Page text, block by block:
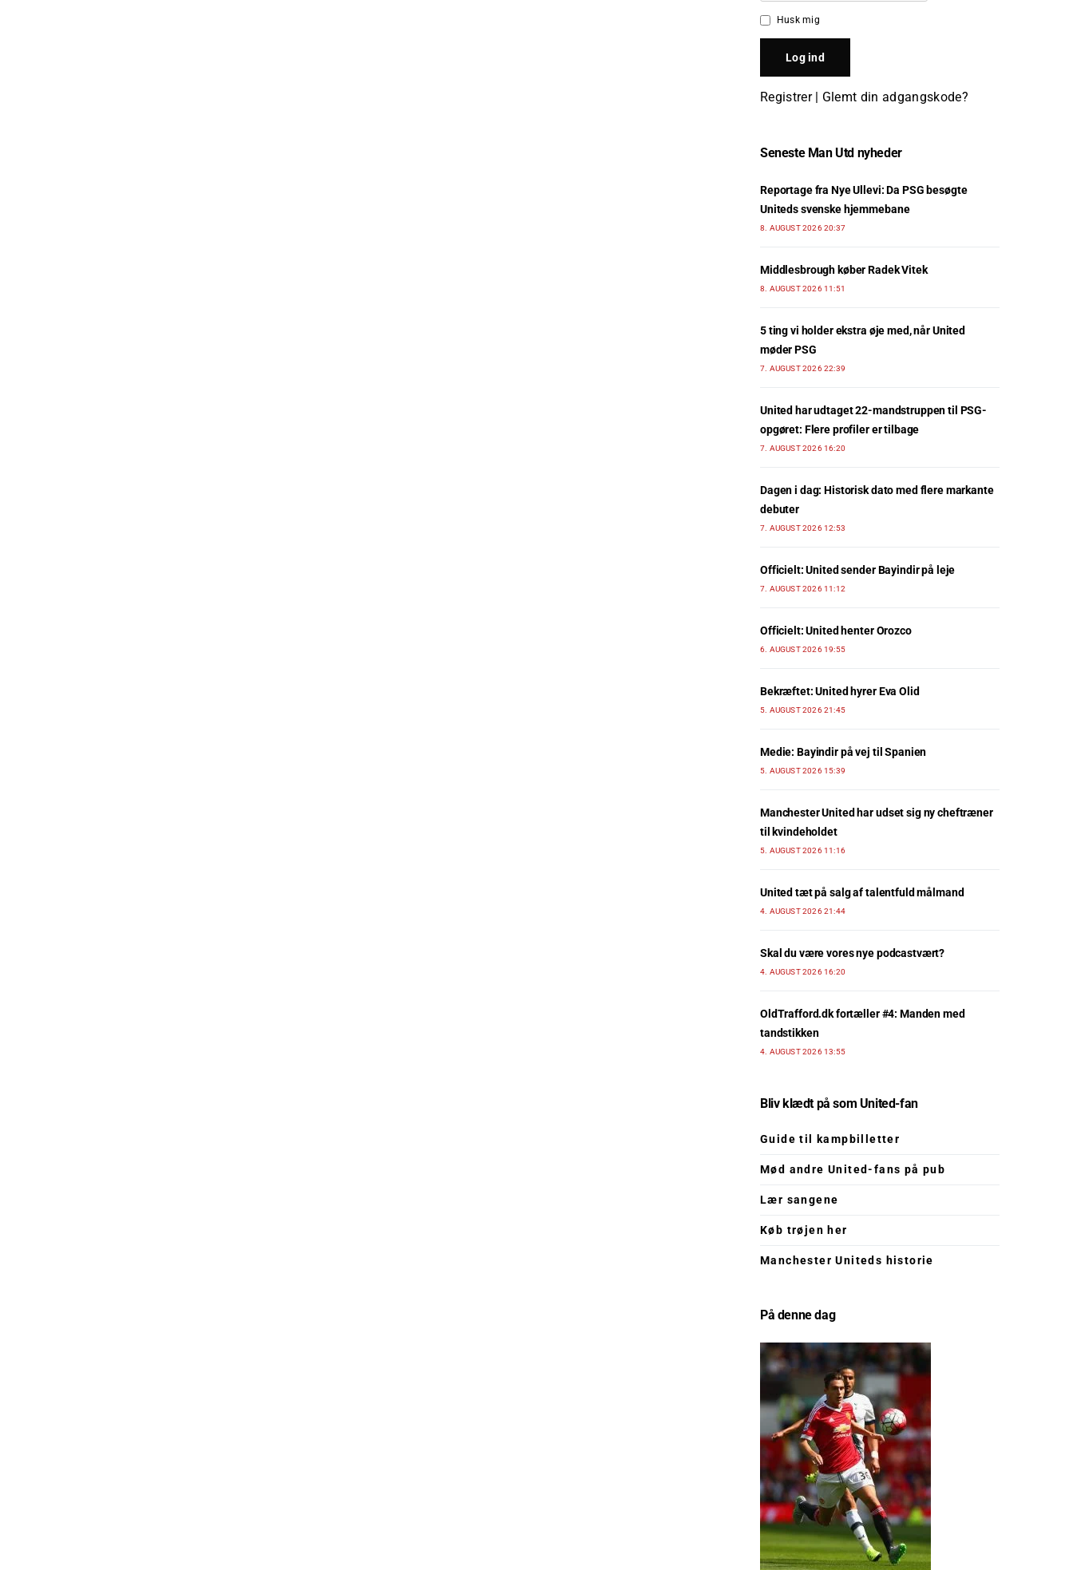
Husk mig
Registrer| Glemt din adgangskode?
Seneste Man Utd nyheder
Reportage fra Nye Ullevi: Da PSG besøgte
Uniteds svenske hjemmebane
8. AUGUST 2026 20:37
Middlesbrough køber Radek Vitek
8. AUGUST 2026 11:51
5 ting vi holder ekstra øje med, når United
møder PSG
7. AUGUST 2026 22:39
United har udtaget 22-mandstruppen til PSG-
opgøret: Flere profiler er tilbage
7. AUGUST 2026 16:20
Dagen i dag: Historisk dato med flere markante
debuter
7. AUGUST 2026 12:53
Officielt: United sender Bayindir på leje
7. AUGUST 2026 11:12
Officielt: United henter Orozco
6. AUGUST 2026 19:55
Bekræftet: United hyrer Eva Olid
5. AUGUST 2026 21:45
Medie: Bayindir på vej til Spanien
5. AUGUST 2026 15:39
Manchester United har udset sig ny cheftræner
til kvindeholdet
5. AUGUST 2026 11:16
United tæt på salg af talentfuld målmand
4. AUGUST 2026 21:44
Skal du være vores nye podcastvært?
4. AUGUST 2026 16:20
OldTrafford.dk fortæller #4: Manden med
tandstikken
4. AUGUST 2026 13:55
Bliv klædt på som United-fan
Guide til kampbilletter
Mød andre United-fans på pub
Lær sangene
Køb trøjen her
Manchester Uniteds historie
På denne dag